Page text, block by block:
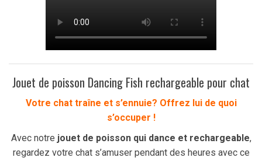
Jouet de poisson Dancing Fish rechargeable pour chat
Votre chat traîne et s’ennuie? Offrez lui de quoi
s’occuper !
Avec notre jouet de poisson qui dance et rechargeable,
regardez votre chat s’amuser pendant des heures avec ce